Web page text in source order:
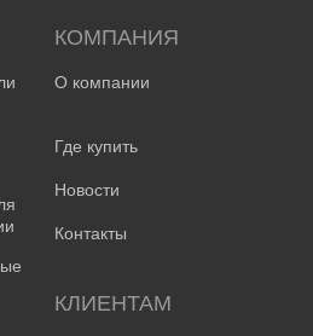
КОМПАНИЯ
О компании
Где купить
Новости
Контакты
КЛИЕНТАМ